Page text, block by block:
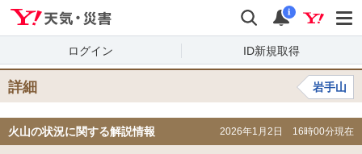
検索 通知
i
ログイン ID新規取得
詳細 岩手山
火山の状況に関する解説情報 2026年1月2日 16時00分現在